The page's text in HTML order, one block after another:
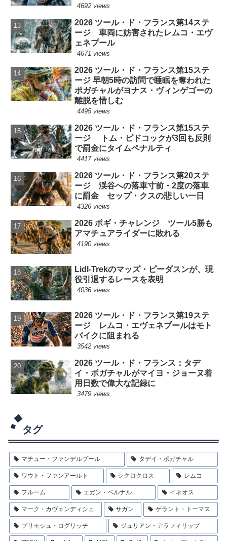
4692 views
2026 ツール・ド・フランス第14ステ
ージ 車両に妨害されたレムコ・エヴ
ェネプール
4671 views
2026 ツール・ド・フランス第15ステ
ージ 早朝5時の訪問で睡眠を奪われた
ポガチャルがヨナス・ヴィンゲゴーの
離脱を惜しむ
4495 views
2026 ツール・ド・フランス第15ステ
ージ トム・ピドコックが3回も反則
で罰金にタイムペナルティ
4417 views
2026 ツール・ド・フランス第20ステ
ージ 渓谷への落車寸前・2度の落車
に罰金 セップ・クスの悲しい一日
4326 views
2026 ポギ・チャレンジ ツール5勝も
アマチュアライダーに敗れる
4190 views
Lidl-Trekのマッズ・ピーダスンが、現
役引退するレースを表明
4036 views
2026 ツール・ド・フランス第19ステ
ージ レムコ・エヴェネプールはモト
バイクに阻まれる
3542 views
2026 ツール・ド・フランス：タデ
イ・ポガチャルがマイヨ・ジョーヌ着
用日数で偉大な記録に
3479 views
タグ
マチュー・ファンデルプール タデイ・ポガチャル
ワウト・ファンアールト シクロクロス レムコ
フルーム エガン・ベルナル イネオス
マーク・カヴェンディシュ サガン ゲラント・トーマス
プリモシュ・ログリッチ ジュリアン・アラフィリップ